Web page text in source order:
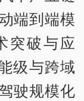
端到端模
突破与应
级与跨域
驶规模化